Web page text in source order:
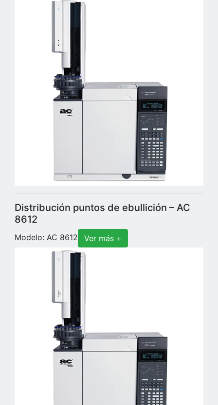
Distribución puntos de ebullición – AC
8612
Modelo: AC 8612 Ver más +